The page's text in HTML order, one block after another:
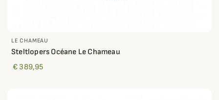
LE CHAMEAU
Steltlopers Océane Le Chameau
€ 389,95